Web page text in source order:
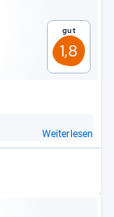
Gut
1,8
Weiterlesen